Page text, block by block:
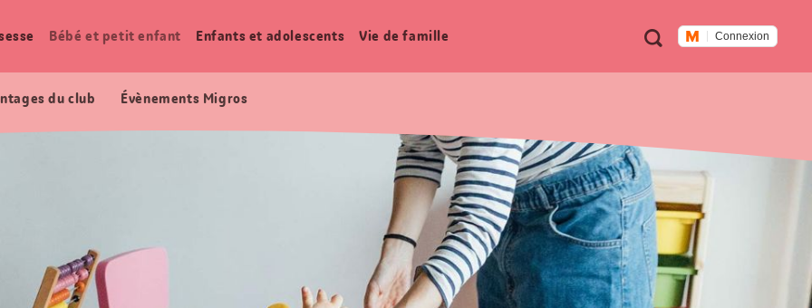
Métanavigation
RechercheConnexion
Bébé et petit enfant Enfants et adolescents Vie de famille
du club Évènements Migros